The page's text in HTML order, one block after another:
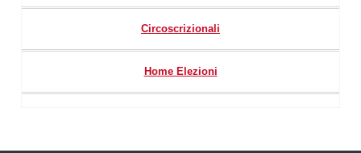
Circoscrizionali
Home Elezioni